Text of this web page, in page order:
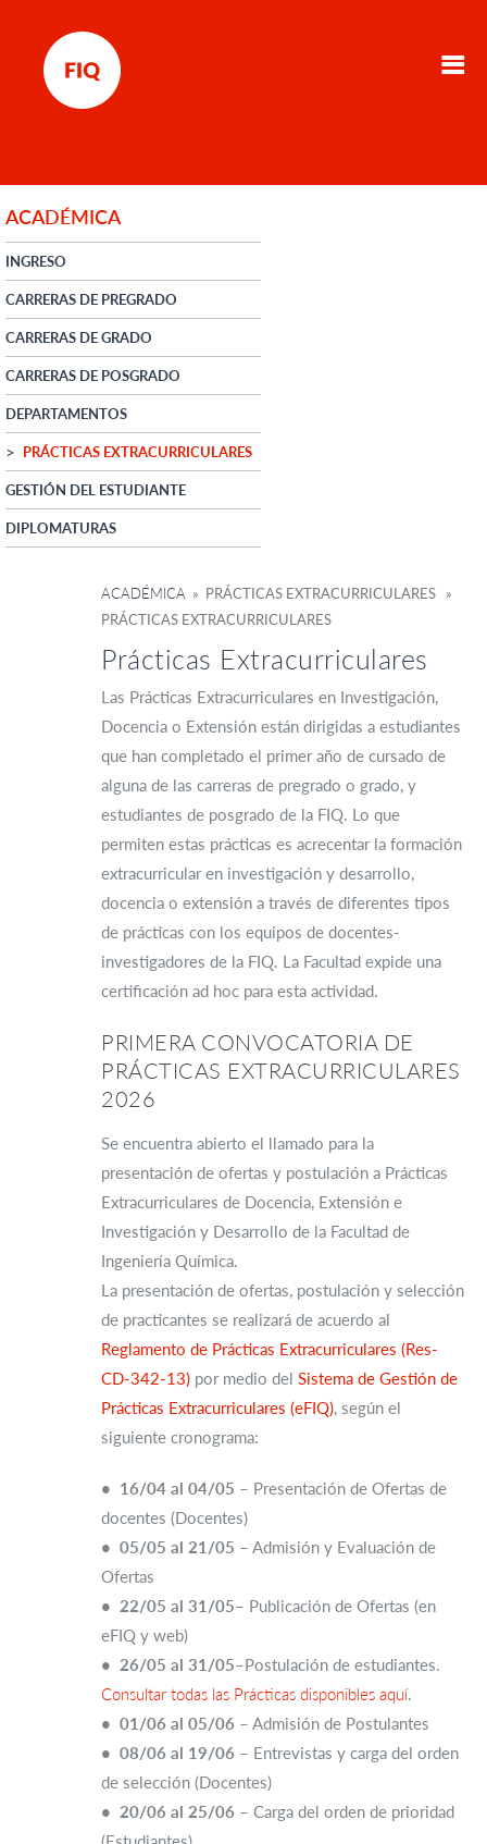
ACADÉMICA
INGRESO
CARRERAS DE PREGRADO
CARRERAS DE GRADO
CARRERAS DE POSGRADO
DEPARTAMENTOS
PRÁCTICAS EXTRACURRICULARES
GESTIÓN DEL ESTUDIANTE
DIPLOMATURAS
ACADÉMICA » PRÁCTICAS EXTRACURRICULARES »
PRÁCTICAS EXTRACURRICULARES
Prácticas Extracurriculares
Las Prácticas Extracurriculares en Investigación,
Docencia o Extensión están dirigidas a estudiantes
que han completado el primer año de cursado de
alguna de las carreras de pregrado o grado, y
estudiantes de posgrado de la FIQ. Lo que
permiten estas prácticas es acrecentar la formación
extracurricular en investigación y desarrollo,
docencia o extensión a través de diferentes tipos
de prácticas con los equipos de docentes-
investigadores de la FIQ. La Facultad expide una
certificación ad hoc para esta actividad.
PRIMERA CONVOCATORIA DE
PRÁCTICAS EXTRACURRICULARES
2026
Se encuentra abierto el llamado para la
presentación de ofertas y postulación a Prácticas
Extracurriculares de Docencia, Extensión e
Investigación y Desarrollo de la Facultad de
Ingeniería Química.
La presentación de ofertas, postulación y selección
de practicantes se realizará de acuerdo al
Reglamento de Prácticas Extracurriculares (Res-
CD-342-13) por medio del Sistema de Gestión de
Prácticas Extracurriculares (eFIQ), según el
siguiente cronograma:
• 16/04 al 04/05 – Presentación de Ofertas de
docentes (Docentes)
• 05/05 al 21/05 – Admisión y Evaluación de
Ofertas
• 22/05 al 31/05– Publicación de Ofertas (en
eFIQ y web)
• 26/05 al 31/05–Postulación de estudiantes.
Consultar todas las Prácticas disponibles aquí.
• 01/06 al 05/06 – Admisión de Postulantes
• 08/06 al 19/06 – Entrevistas y carga del orden
de selección (Docentes)
• 20/06 al 25/06 – Carga del orden de prioridad